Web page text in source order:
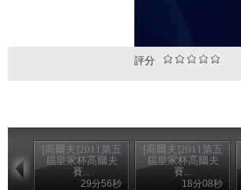
評分
[高爾夫]2011第五
屆皇家杯高爾夫
賽...
29分56秒
[高爾夫]2011第五
屆皇家杯高爾夫
賽...
18分08秒